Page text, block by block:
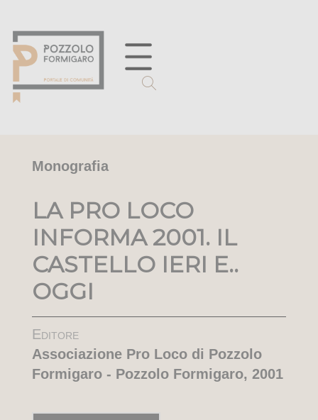
Monografia
LA PRO LOCO
INFORMA 2001. IL
CASTELLO IERI E..
OGGI
Editore
Associazione Pro Loco di Pozzolo
Formigaro - Pozzolo Formigaro, 2001